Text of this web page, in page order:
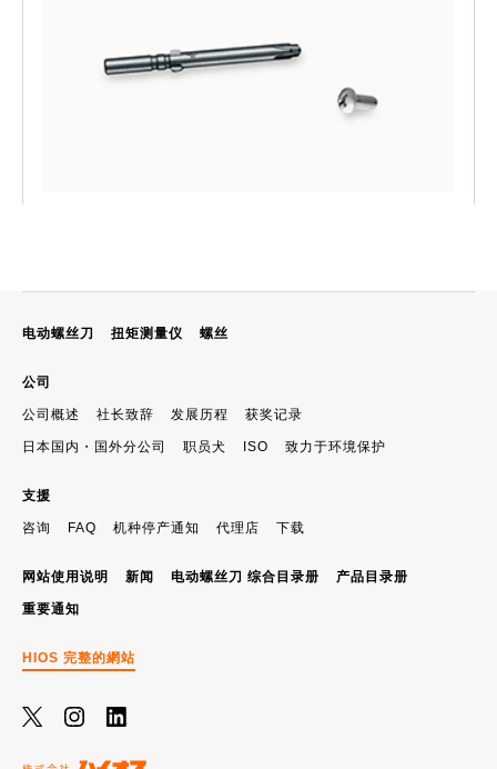
电动螺丝刀 扭矩测量仪 螺丝
公司
公司概述 社长致辞 发展历程 获奖记录
日本国内・国外分公司 职员犬 ISO 致力于环境保护
支援
咨询 FAQ 机种停产通知 代理店 下载
网站使用说明 新闻 电动螺丝刀 综合目录册 产品目录册
重要通知
HIOS 完整的網站